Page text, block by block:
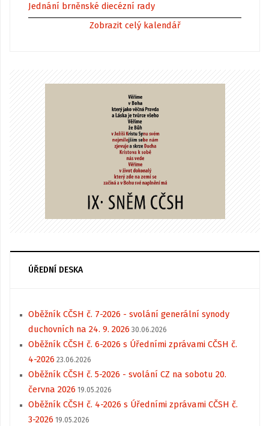
Jednání brněnské diecézní rady
Zobrazit celý kalendář
ÚŘEDNÍ DESKA
Oběžník CČSH č. 7-2026 - svolání generální synody
duchovních na 24. 9. 2026 30.06.2026
Oběžník CČSH č. 6-2026 s Úředními zprávami CČSH č.
4-2026 23.06.2026
Oběžník CČSH č. 5-2026 - svolání CZ na sobotu 20.
června 2026 19.05.2026
Oběžník CČSH č. 4-2026 s Úředními zprávami CČSH č.
3-2026 19.05.2026